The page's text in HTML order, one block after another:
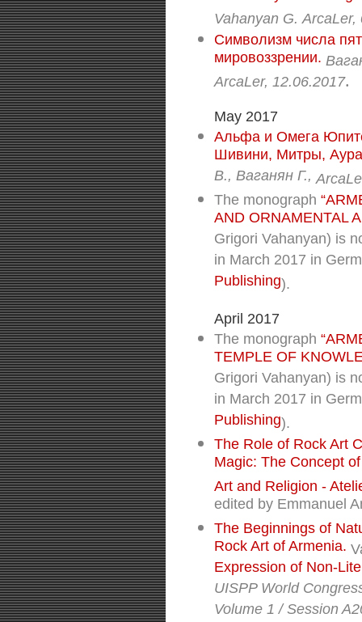
Vahanyan G. ArcaLer,
Символизм числа
мировоззрении.
ArcaLer, 12.06.2017.
May 2017
Альфа и Омега
Шивини, Митры,
В., Ваганян Г.,
The monograph
AND ORNAMENTAL
Grigori Vahanyan) is
in March 2017 in
Publishing).
April 2017
The monograph
TEMPLE OF
Grigori Vahanyan) is
in March 2017 in
Publishing).
The Role of Rock Art
Magic: The Concept
Art and Religion -
edited by Emmanuel
The Beginnings of
Rock Art of Armenia.
Expression of Non-
UISPP World
Volume 1 / Session